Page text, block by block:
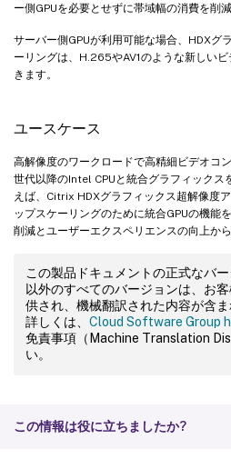
ー側GPUを必要とせずに帯域幅の消費を削減
サーバー側GPUが利用可能な場合、HDXグ
ーリングは、H.265やAV1のような新しい
きます。
ユースケース
高解像度のワークロードで高精細ビデオコ
世代以降のIntel CPUと統合グラフィックス
えば、Citrix HDXグラフィックス超解像度
ップスケーリングのために統合GPUの機能
削減とユーザーエクスペリエンスの向上か
この製品ドキュメントの正式なバ
以外のすべてのバージョンは、お
供され、機械翻訳された内容が含ま
詳しくは、 Cloud Software Group
免責事項（Machine Translation
い。
この情報は役に立ちましたか?